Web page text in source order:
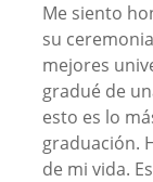
Me siento
su
mejores
gradué de
esto es lo
graduación.
de mi vida.